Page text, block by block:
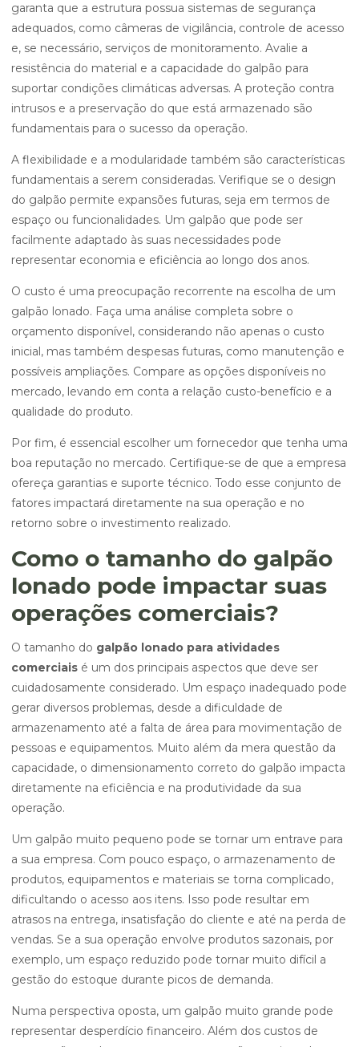
garanta que a estrutura possua sistemas de segurança
adequados, como câmeras de vigilância, controle de acesso
e, se necessário, serviços de monitoramento. Avalie a
resistência do material e a capacidade do galpão para
suportar condições climáticas adversas. A proteção contra
intrusos e a preservação do que está armazenado são
fundamentais para o sucesso da operação.
A flexibilidade e a modularidade também são características
fundamentais a serem consideradas. Verifique se o design
do galpão permite expansões futuras, seja em termos de
espaço ou funcionalidades. Um galpão que pode ser
facilmente adaptado às suas necessidades pode
representar economia e eficiência ao longo dos anos.
O custo é uma preocupação recorrente na escolha de um
galpão lonado. Faça uma análise completa sobre o
orçamento disponível, considerando não apenas o custo
inicial, mas também despesas futuras, como manutenção e
possíveis ampliações. Compare as opções disponíveis no
mercado, levando em conta a relação custo-benefício e a
qualidade do produto.
Por fim, é essencial escolher um fornecedor que tenha uma
boa reputação no mercado. Certifique-se de que a empresa
ofereça garantias e suporte técnico. Todo esse conjunto de
fatores impactará diretamente na sua operação e no
retorno sobre o investimento realizado.
Como o tamanho do galpão
lonado pode impactar suas
operações comerciais?
O tamanho do galpão lonado para atividades
comerciais é um dos principais aspectos que deve ser
cuidadosamente considerado. Um espaço inadequado pode
gerar diversos problemas, desde a dificuldade de
armazenamento até a falta de área para movimentação de
pessoas e equipamentos. Muito além da mera questão da
capacidade, o dimensionamento correto do galpão impacta
diretamente na eficiência e na produtividade da sua
operação.
Um galpão muito pequeno pode se tornar um entrave para
a sua empresa. Com pouco espaço, o armazenamento de
produtos, equipamentos e materiais se torna complicado,
dificultando o acesso aos itens. Isso pode resultar em
atrasos na entrega, insatisfação do cliente e até na perda de
vendas. Se a sua operação envolve produtos sazonais, por
exemplo, um espaço reduzido pode tornar muito difícil a
gestão do estoque durante picos de demanda.
Numa perspectiva oposta, um galpão muito grande pode
representar desperdício financeiro. Além dos custos de